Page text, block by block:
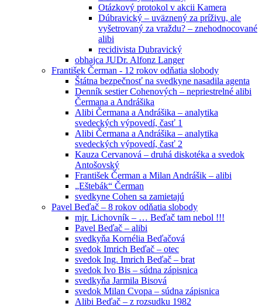
Otázkový protokol v akcii Kamera
Dúbravický – uväznený za príživu, ale
vyšetrovaný za vraždu? – znehodnocované
alibi
recidivista Dubravický
obhajca JUDr. Alfonz Langer
František Čerman - 12 rokov odňatia slobody
Štátna bezpečnosť na svedkyne nasadila agenta
Denník sestier Cohenových – nepriestrelné alibi
Čermana a Andrášika
Alibi Čermana a Andrášika – analytika
svedeckých výpovedí, časť 1
Alibi Čermana a Andrášika – analytika
svedeckých výpovedí, časť 2
Kauza Cervanová – druhá diskotéka a svedok
Antošovský
František Čerman a Milan Andrášik – alibi
„Eštebák“ Čerman
svedkyne Cohen sa zamietajú
Pavel Beďač – 8 rokov odňatia slobody
mjr. Lichovník – … Beďač tam nebol !!!
Pavel Beďač – alibi
svedkyňa Kornélia Beďačová
svedok Imrich Beďač – otec
svedok Ing. Imrich Beďač – brat
svedok Ivo Bis – súdna zápisnica
svedkyňa Jarmila Bisová
svedok Milan Cvopa – súdna zápisnica
Alibi Beďač – z rozsudku 1982